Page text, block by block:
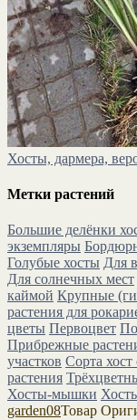
Хосты, дармера,
Метки растений
Большие делёнки
экземпляры
Голубые хосты Для
Для солнечных мест
каймой Крупные
растения для
цветы Первоцвет
Прибрежные
участков Сорта
растения
Хосты-мышки
garden08Товар